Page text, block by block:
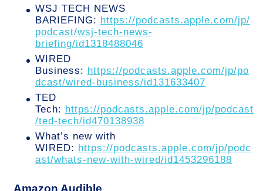
WSJ TECH NEWS
BARIEFING: https://podcasts.apple.com/jp/
podcast/wsj-tech-news-
briefing/id1318488046
WIRED
Business: https://podcasts.apple.com/jp/po
dcast/wired-business/id131633407
TED
Tech: https://podcasts.apple.com/jp/podcast
/ted-tech/id470138938
What’s new with
WIRED: https://podcasts.apple.com/jp/podc
ast/whats-new-with-wired/id1453296188
Amazon Audible